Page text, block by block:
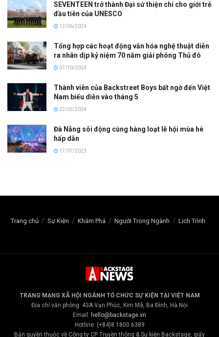
SEVENTEEN trở thành Đại sứ thiện chí cho giới trẻ
đầu tiên của UNESCO
12/06/2024
Tổng hợp các hoạt động văn hóa nghệ thuật diễn
ra nhân dịp kỷ niệm 70 năm giải phóng Thủ đô
07/10/2024
Thành viên của Backstreet Boys bất ngờ đến Việt
Nam biểu diễn vào tháng 5
22/03/2024
Đà Nẵng sôi động cùng hàng loạt lễ hội mùa hè
hấp dẫn
17/07/2023
Trang chủ Sự Kiện Khám Phá Người Trong Ngành Lịch Trình
TRANG MẠNG XÃ HỘI NGÀNH TỔ CHỨC SỰ KIỆN TẠI VIỆT NAM
Địa chỉ văn phòng: 43A Vạn Phúc, Kim Mã, Ba Đình, Hà Nội
Email: hello@backstage.vn
Hotline: (+84)8 1800 6389
Bản quyền thuộc về Công ty CP Truyền thông & Sự kiện Backstage, giấy